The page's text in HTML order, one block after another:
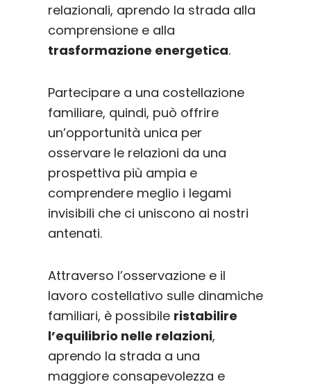
relazionali, aprendo la strada alla
comprensione e alla
trasformazione energetica.
Partecipare a una costellazione
familiare, quindi, può offrire
un’opportunità unica per
osservare le relazioni da una
prospettiva più ampia e
comprendere meglio i legami
invisibili che ci uniscono ai nostri
antenati.
Attraverso l’osservazione e il
lavoro costellativo sulle dinamiche
familiari, è possibile ristabilire
l’equilibrio nelle relazioni,
aprendo la strada a una
maggiore consapevolezza e